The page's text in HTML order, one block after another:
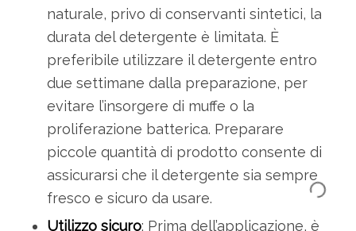
naturale, privo di conservanti sintetici, la
durata del detergente è limitata. È
preferibile utilizzare il detergente entro
due settimane dalla preparazione, per
evitare l’insorgere di muffe o la
proliferazione batterica. Preparare
piccole quantità di prodotto consente di
assicurarsi che il detergente sia sempre
fresco e sicuro da usare.
Utilizzo sicuro: Prima dell’applicazione, è